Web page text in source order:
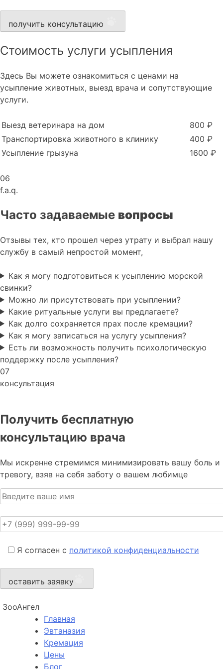
получить консультацию
Стоимость услуги усыпления
Здесь Вы можете ознакомиться с ценами на
усыпление животных, выезд врача и сопутствующие
услуги.
Выезд ветеринара на дом
800 ₽
Транспортировка животного в клинику
400 ₽
Усыпление грызуна
1600 ₽
06
f.a.q.
Часто задаваемые вопросы
Отзывы тех, кто прошел через утрату и выбрал нашу
службу в самый непростой момент,
Как я могу подготовиться к усыплению морской
свинки?
Можно ли присутствовать при усыплении?
Какие ритуальные услуги вы предлагаете?
Как долго сохраняется прах после кремации?
Как я могу записаться на услугу усыпления?
Есть ли возможность получить психологическую
поддержку после усыпления?
07
консультация
Получить бесплатную
консультацию врача
Мы искренне стремимся минимизировать вашу боль и
тревогу, взяв на себя заботу о вашем любимце
Я согласен с политикой конфиденциальности
оставить заявку
ЗооАнгел
Главная
Эвтаназия
Кремация
Цены
Блог